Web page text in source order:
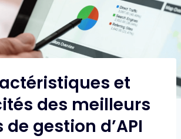
et
des meilleurs
gestion d’API